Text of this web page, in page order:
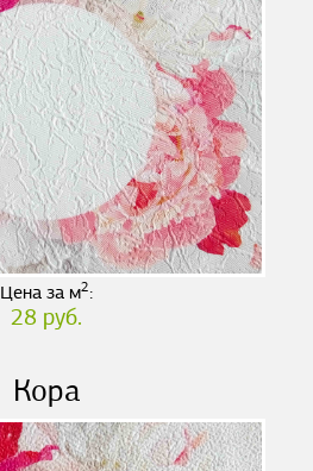
Цена за м2:
28 руб.
Кора